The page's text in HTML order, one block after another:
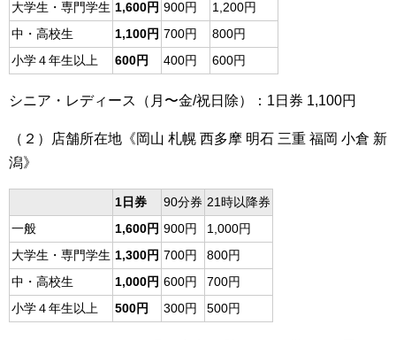
大学生・専門学生 1,600円 900円
1,200円
中・高校生
1,100円 700円
800円
小学４年生以上
600円 400円 600円
シニア・レディース（月〜金/祝日除）：1日券 1,100円
（２）店舗所在地《岡山 札幌 西多摩 明石 三重 福岡 小倉 新
潟》
1日券 90分券 21時以降券
一般
1,600円 900円
1,000円
大学生・専門学生 1,300円 700円
800円
中・高校生
1,000円 600円
700円
小学４年生以上
500円 300円 500円